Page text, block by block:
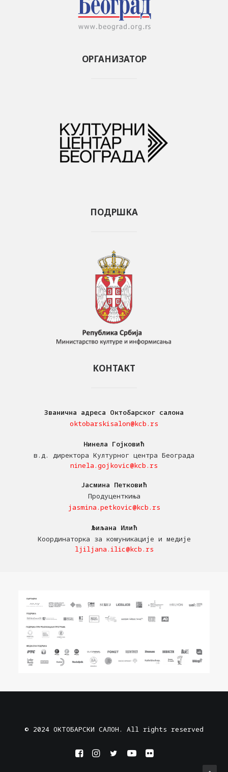
ОРГАНИЗАТОР
ПОДРШКА
КОНТАКТ
Званична адреса Октобарског салона
oktobarskisalon@kcb.rs
Нинела Гојковић
в.д. директора Културног центра Београда
ninela.gojkovic@kcb.rs
Јасмина Петковић
Продуценткиња
jasmina.petkovic@kcb.rs
Љиљана Илић
Координаторка за комуникације и медије
ljiljana.ilic@kcb.rs
© 2024 ОКТОБАРСКИ САЛОН. All rights reserved